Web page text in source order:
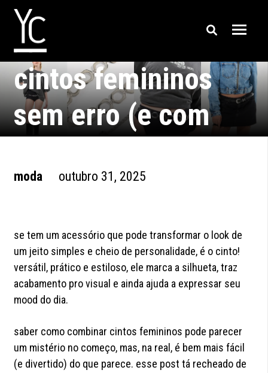
como combinar
cintos femininos
sem erro (e com
moda outubro 31, 2025
se tem um acessório que pode transformar o look de
um jeito simples e cheio de personalidade, é o cinto!
versátil, prático e estiloso, ele marca a silhueta, traz
acabamento pro visual e ainda ajuda a expressar seu
mood do dia.
saber como combinar cintos femininos pode parecer
um mistério no começo, mas, na real, é bem mais fácil
(e divertido) do que parece. esse post tá recheado de